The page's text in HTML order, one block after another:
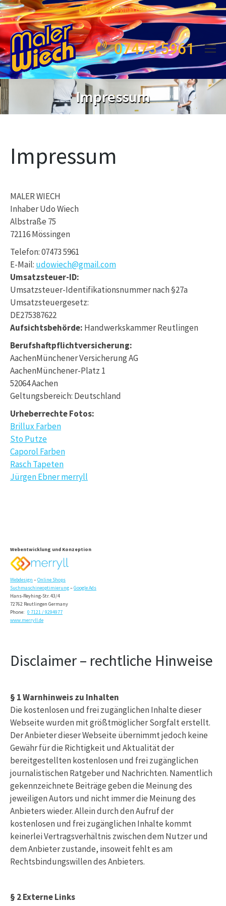
udowiech@gmail.com
07473 5961
Impressum
Impressum
MALER WIECH
Inhaber Udo Wiech
Albstraße 75
72116 Mössingen
Telefon: 07473 5961
E-Mail: udowiech@gmail.com
Umsatzsteuer-ID:
Umsatzsteuer-Identifikationsnummer nach §27a
Umsatzsteuergesetz:
DE275387622
Aufsichtsbehörde: Handwerkskammer Reutlingen
Berufshaftpflichtversicherung:
AachenMünchener Versicherung AG
AachenMünchener-Platz 1
52064 Aachen
Geltungsbereich: Deutschland
Urheberrechte Fotos:
Brillux Farben
Sto Putze
Caporol Farben
Rasch Tapeten
Jürgen Ebner merryll
Webentwicklung und Konzeption
Webdesign –Online Shops
Suchmaschineoptimierung–Google Ads
Hans-Reyhing-Str. 43/4
72762 Reutlingen Germany
Phone: 0 7121 / 9294977
www.merryll.de
Disclaimer – rechtliche Hinweise
§ 1 Warnhinweis zu Inhalten
Die kostenlosen und frei zugänglichen Inhalte dieser
Webseite wurden mit größtmöglicher Sorgfalt erstellt.
Der Anbieter dieser Webseite übernimmt jedoch keine
Gewähr für die Richtigkeit und Aktualität der
bereitgestellten kostenlosen und frei zugänglichen
journalistischen Ratgeber und Nachrichten. Namentlich
gekennzeichnete Beiträge geben die Meinung des
jeweiligen Autors und nicht immer die Meinung des
Anbieters wieder. Allein durch den Aufruf der
kostenlosen und frei zugänglichen Inhalte kommt
keinerlei Vertragsverhältnis zwischen dem Nutzer und
dem Anbieter zustande, insoweit fehlt es am
Rechtsbindungswillen des Anbieters.
§ 2 Externe Links